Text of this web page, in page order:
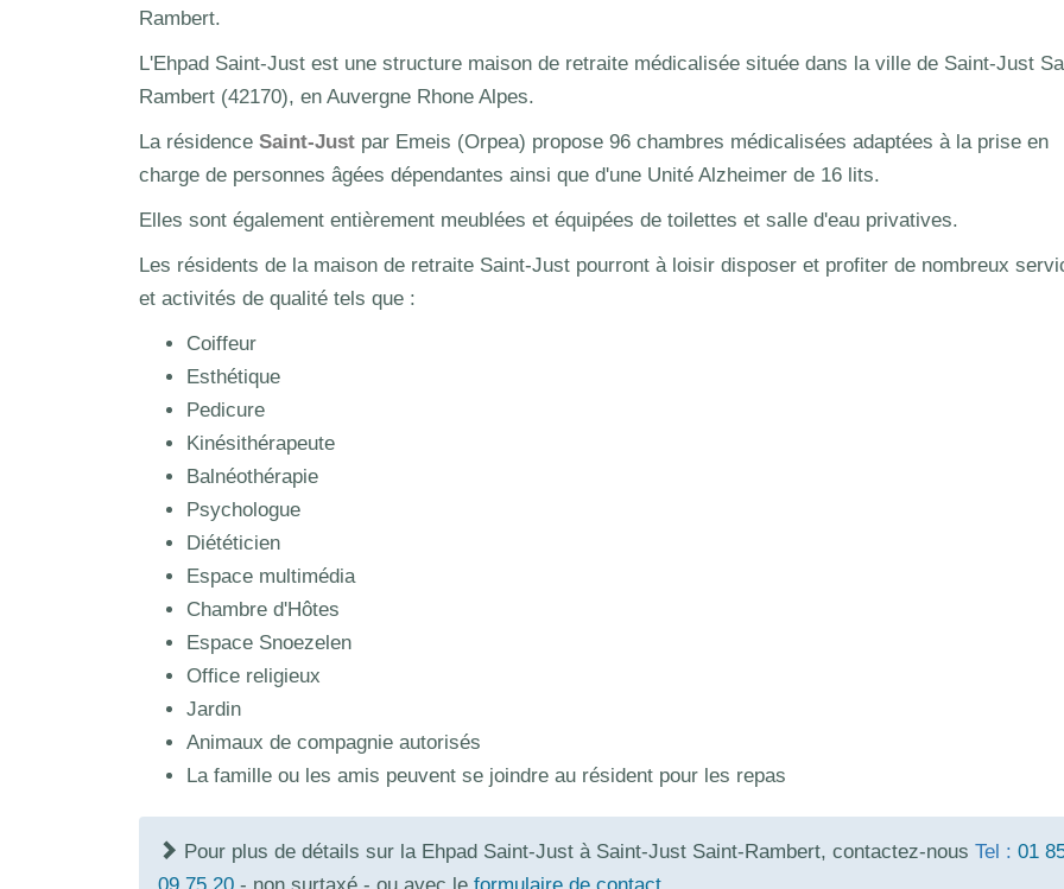
Rambert.
L'Ehpad Saint-Just est une structure maison de retraite médicalisée située dans la ville de Saint-Just
Rambert (42170), en Auvergne Rhone Alpes.
La résidence Saint-Just par Emeis (Orpea) propose 96 chambres médicalisées adaptées à la prise en
charge de personnes âgées dépendantes ainsi que d'une Unité Alzheimer de 16 lits.
Elles sont également entièrement meublées et équipées de toilettes et salle d'eau privatives.
Les résidents de la maison de retraite Saint-Just pourront à loisir disposer et profiter de nombreux
et activités de qualité tels que :
Coiffeur
Esthétique
Pedicure
Kinésithérapeute
Balnéothérapie
Psychologue
Diététicien
Espace multimédia
Chambre d'Hôtes
Espace Snoezelen
Office religieux
Jardin
Animaux de compagnie autorisés
La famille ou les amis peuvent se joindre au résident pour les repas
Pour plus de détails sur la Ehpad Saint-Just à Saint-Just Saint-Rambert, contactez-nous Tel : 01
09 75 20 - non surtaxé - ou avec le formulaire de contact